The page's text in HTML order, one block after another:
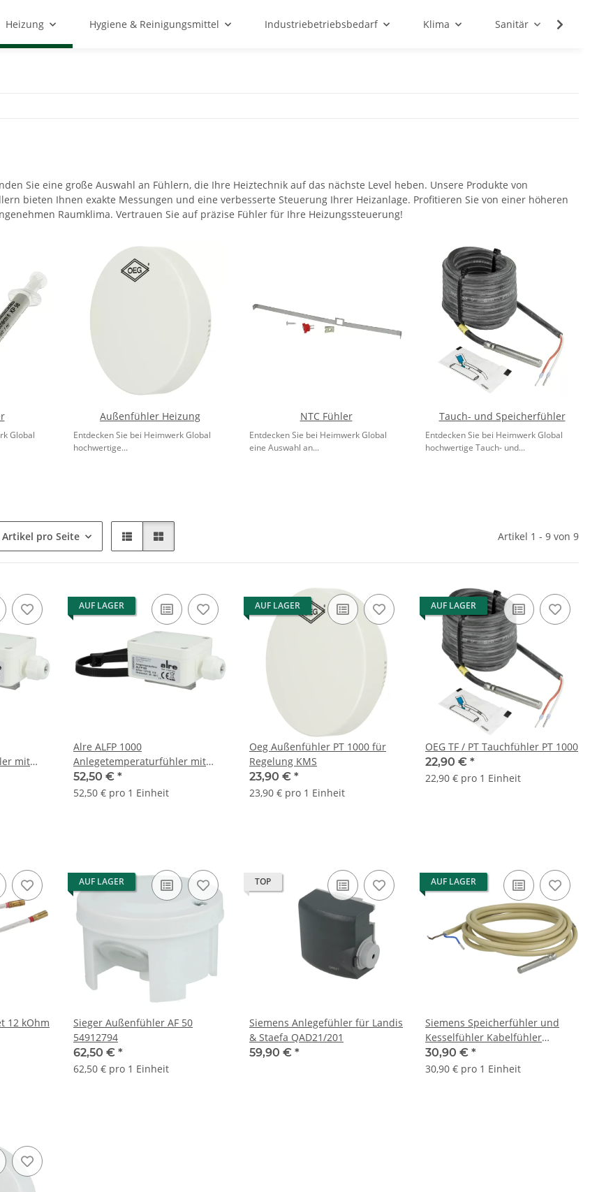
Heizung Hygiene & Reinigungsmittel Industriebetriebsbedarf Klima Sanitär
Sie eine große Auswahl an Fühlern, die Ihre Heiztechnik auf das nächste Level heben. Unsere Produkte von
bieten Ihnen exakte Messungen und eine verbesserte Steuerung Ihrer Heizanlage. Profitieren Sie von einer höheren
Raumklima. Vertrauen Sie auf präzise Fühler für Ihre Heizungssteuerung!
Global
Außenfühler Heizung
Entdecken Sie bei Heimwerk Global
hochwertige...
NTC Fühler
Entdecken Sie bei Heimwerk Global
eine Auswahl an...
Tauch- und Speicherfühler
Entdecken Sie bei Heimwerk Global
hochwertige Tauch- und...
Artikel pro Seite Artikel 1 - 9 von 9
mit
AUF LAGER
Alre ALFP 1000
Anlegetemperaturfühler mit
PT1000 Sensor G9050020
52,50 € *
52,50 € pro 1 Einheit
AUF LAGER
Oeg Außenfühler PT 1000 für
Regelung KMS
23,90 € *
23,90 € pro 1 Einheit
AUF LAGER
OEG TF / PT Tauchfühler PT 1000
22,90 € *
22,90 € pro 1 Einheit
12 kOhm
AUF LAGER
Sieger Außenfühler AF 50
54912794
62,50 € *
62,50 € pro 1 Einheit
TOP
Siemens Anlegefühler für Landis
& Staefa QAD21/201
59,90 € *
AUF LAGER
Siemens Speicherfühler und
Kesselfühler Kabelfühler
QAZ21.5220
30,90 € *
30,90 € pro 1 Einheit